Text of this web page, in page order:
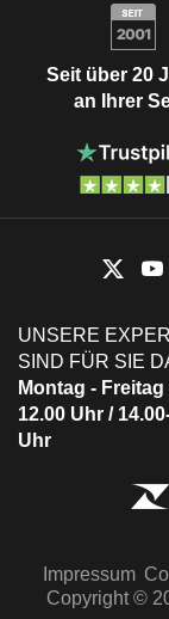
Seit über 20
an Ihrer
UNSERE
SIND FÜR SIE
Montag - Freitag
12.00 Uhr /
Uhr
Impressum
Copyright ©